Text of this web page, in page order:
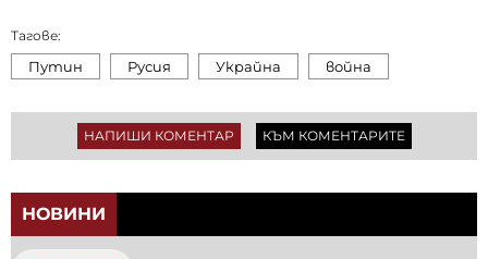
Тагове:
Путин Русия Украйна война
НАПИШИ КОМЕНТАР КЪМ КОМЕНТАРИТЕ
НОВИНИ